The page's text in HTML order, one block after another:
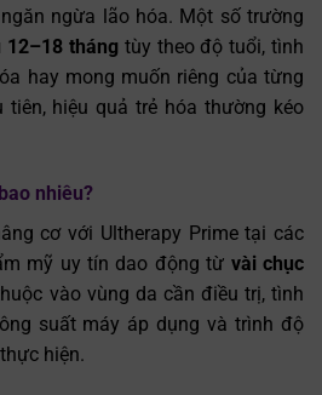
ngừa lão hóa. Một số trường
12–18 tháng tùy theo độ tuổi, tình
hay mong muốn riêng của từng
hiệu quả trẻ hóa thường kéo
nhiêu?
cơ với Ultherapy Prime tại các
mỹ uy tín dao động từ vài chục
vào vùng da cần điều trị, tình
suất máy áp dụng và trình độ
hiện.